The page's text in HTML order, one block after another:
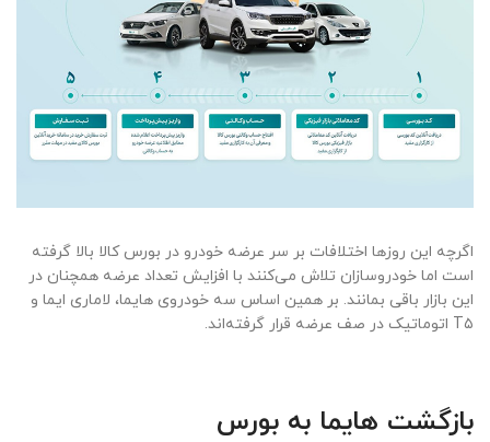
اگرچه این روزها اختلافات بر سر عرضه خودرو در بورس کالا بالا گرفته
است اما خودروسازان تلاش می‌کنند با افزایش تعداد عرضه همچنان در
این بازار باقی بمانند. بر همین اساس سه خودروی هایما، لاماری ایما و
T۵ اتوماتیک در صف عرضه قرار گرفته‌اند.
بازگشت هایما به بورس